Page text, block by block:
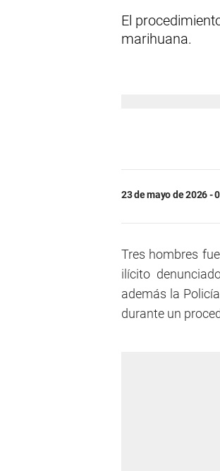
El
marihuana.
23 de mayo de 2026 -
Tres hombres
ilícito
además la
durante un